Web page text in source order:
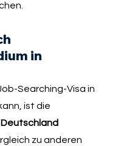
in
Searching-Visa in
ist die
Deutschland
zu anderen